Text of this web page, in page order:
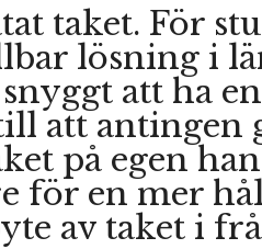
taket. För
lösning i
att ha
att antingen
på egen
för en mer
av taket i